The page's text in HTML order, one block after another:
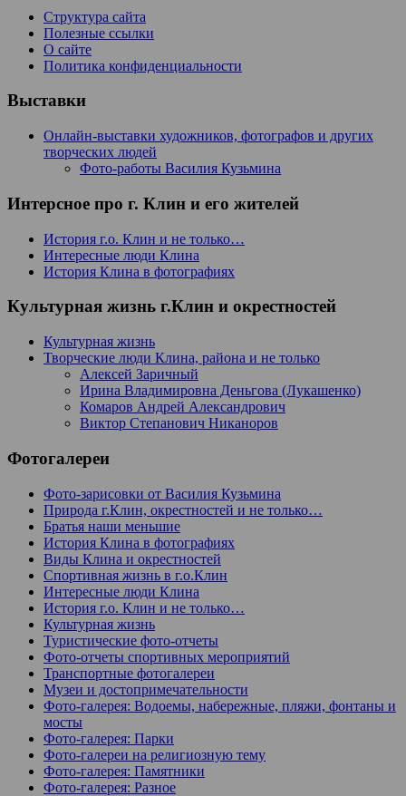
Структура сайта
Полезные ссылки
О сайте
Политика конфиденциальности
Выставки
Онлайн-выставки художников, фотографов и других
творческих людей
Фото-работы Василия Кузьмина
Интерсное про г. Клин и его жителей
История г.о. Клин и не только…
Интересные люди Клина
История Клина в фотографиях
Культурная жизнь г.Клин и окрестностей
Культурная жизнь
Творческие люди Клина, района и не только
Алексей Заричный
Ирина Владимировна Деньгова (Лукашенко)
Комаров Андрей Александрович
Виктор Степанович Никаноров
Фотогалереи
Фото-зарисовки от Василия Кузьмина
Природа г.Клин, окрестностей и не только…
Братья наши меньшие
История Клина в фотографиях
Виды Клина и окрестностей
Спортивная жизнь в г.о.Клин
Интересные люди Клина
История г.о. Клин и не только…
Культурная жизнь
Туристические фото-отчеты
Фото-отчеты спортивных мероприятий
Транспортные фотогалереи
Музеи и достопримечательности
Фото-галерея: Водоемы, набережные, пляжи, фонтаны и
мосты
Фото-галерея: Парки
Фото-галереи на религиозную тему
Фото-галерея: Памятники
Фото-галерея: Разное